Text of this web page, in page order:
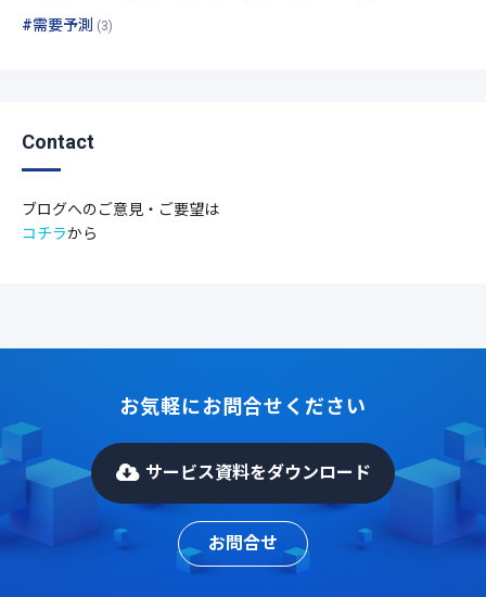
#需要予測 (3)
Contact
ブログへのご意見・ご要望は
コチラから
お気軽にお問合せください
サービス資料をダウンロード
お問合せ